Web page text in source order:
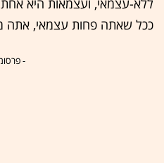
ככל שאתה פחות עצמאי, אתה
-